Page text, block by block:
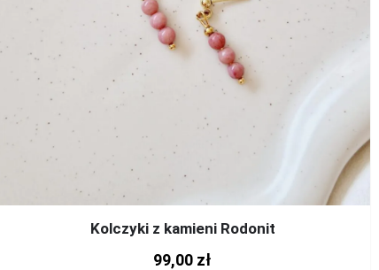
Kolczyki z kamieni Rodonit
99,00 zł